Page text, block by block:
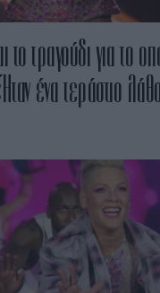
το τραγούδι για το
ένα τεράστιο